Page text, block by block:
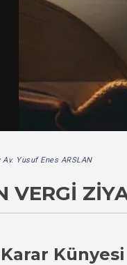
Av. Yusuf Enes ARSLAN
VERGI
Künyesi